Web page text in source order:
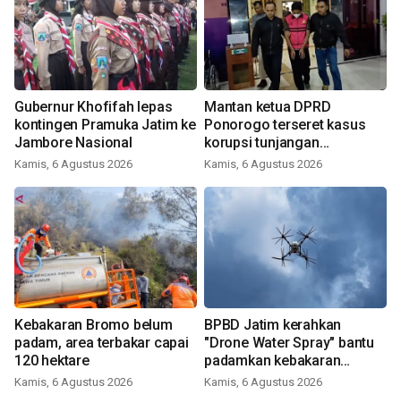
Gubernur Khofifah lepas
kontingen Pramuka Jatim ke
Jambore Nasional
Kamis, 6 Agustus 2026
Mantan ketua DPRD
Ponorogo terseret kasus
korupsi tunjangan
perumahan
Kamis, 6 Agustus 2026
Kebakaran Bromo belum
padam, area terbakar capai
120 hektare
Kamis, 6 Agustus 2026
BPBD Jatim kerahkan
"Drone Water Spray" bantu
padamkan kebakaran
Bromo
Kamis, 6 Agustus 2026